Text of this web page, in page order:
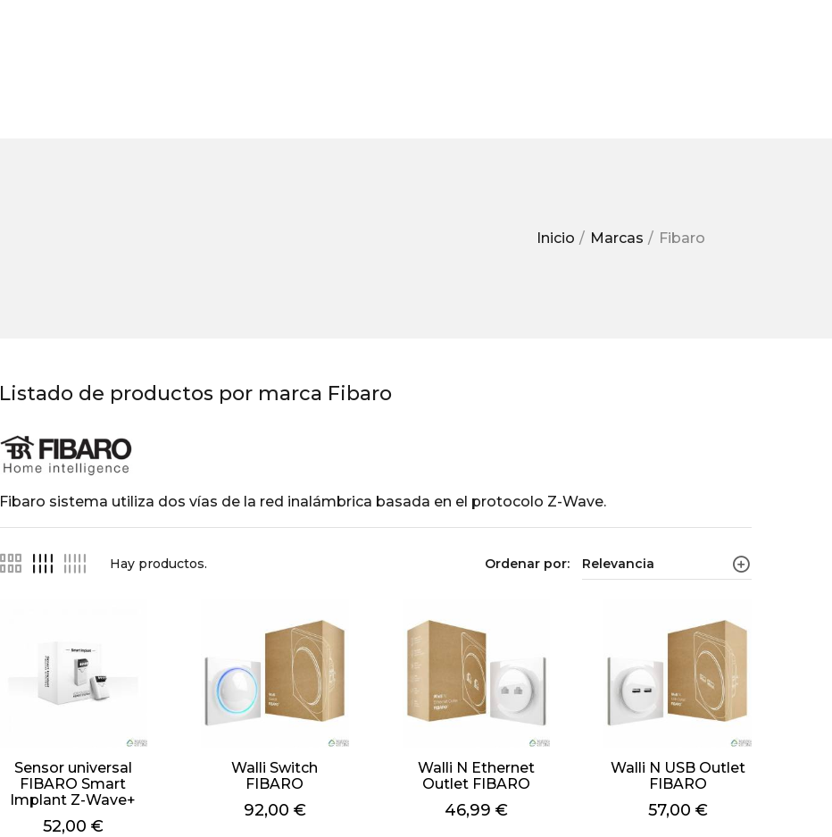
Inicio Marcas Fibaro
Listado de productos por marca Fibaro
Fibaro sistema utiliza dos vías de la red inalámbrica basada en el protocolo Z-Wave.
Hay productos. Ordenar por: Relevancia
Sensor universal
FIBARO Smart
Implant Z-Wave+
Precio
52,00 €
Walli Switch
FIBARO
Precio
92,00 €
Walli N Ethernet
Outlet FIBARO
Precio
46,99 €
Walli N USB Outlet
FIBARO
Precio
57,00 €